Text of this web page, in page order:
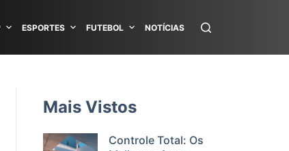
ESPORTES FUTEBOL NOTÍCIAS
Mais Vistos
Controle Total: Os